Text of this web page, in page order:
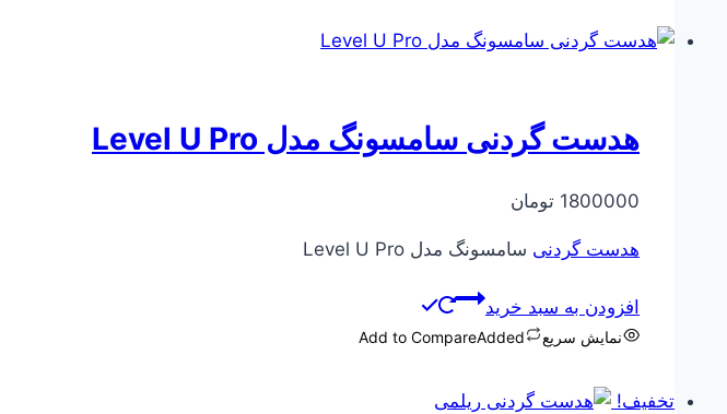
هدست گردنی سامسونگ مدل Level U Pro
1800000 تومان
هدست گردنی سامسونگ مدل Level U Pro
افزودن به سبد خرید
نمایش سریع Add to CompareAdded
تخفیف!